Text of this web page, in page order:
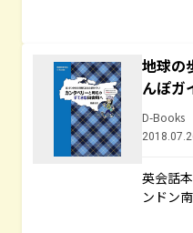
地球の
んぽガ
D-Books
英会話
ンドン